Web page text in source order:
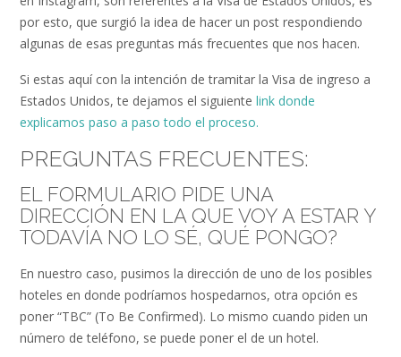
por esto, que surgió la idea de hacer un post respondiendo
algunas de esas preguntas más frecuentes que nos hacen.
Si estas aquí con la intención de tramitar la Visa de ingreso a
Estados Unidos, te dejamos el siguiente link donde
explicamos paso a paso todo el proceso.
PREGUNTAS FRECUENTES:
EL FORMULARIO PIDE UNA
DIRECCIÓN EN LA QUE VOY A ESTAR Y
TODAVÍA NO LO SÉ, QUÉ PONGO?
En nuestro caso, pusimos la dirección de uno de los posibles
hoteles en donde podríamos hospedarnos, otra opción es
poner “TBC” (To Be Confirmed). Lo mismo cuando piden un
número de teléfono, se puede poner el de un hotel.